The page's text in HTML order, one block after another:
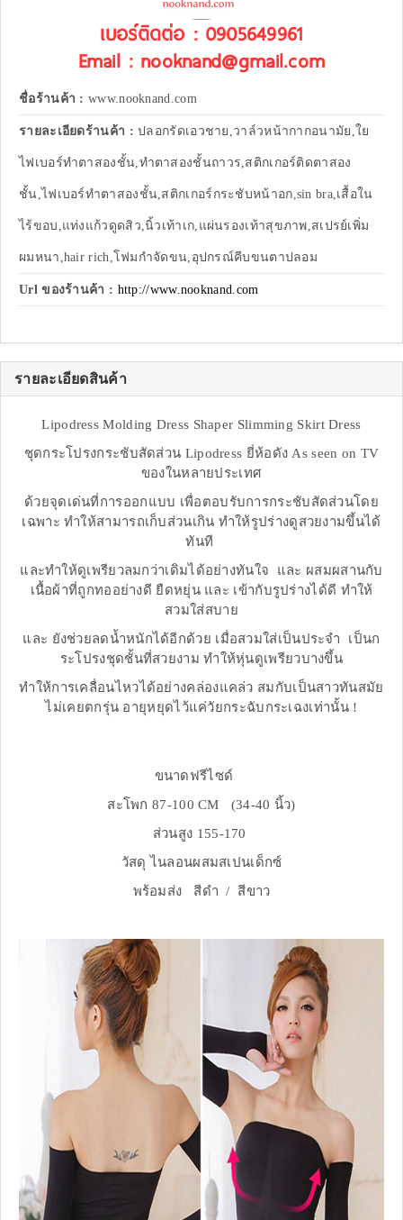
เบอร์ติดต่อ : 0905649961
Email : nooknand@gmail.com
ชื่อร้านค้า : www.nooknand.com
รายละเอียดร้านค้า :ปลอกรัดเอวชาย,วาล์วหน้ากากอนามัย,ใย
ไฟเบอร์ทำตาสองชั้น,ทำตาสองชั้นถาวร,สติกเกอร์ติดตาสอง
ชั้น,ไฟเบอร์ทำตาสองชั้น,สติกเกอร์กระชับหน้าอก,sin bra,เสื้อใน
ไร้ขอบ,แท่งแก้วดูดสิว,นิ้วเท้าเก,แผ่นรองเท้าสุขภาพ,สเปรย์เพิ่ม
ผมหนา,hair rich,โฟมกำจัดขน,อุปกรณ์คีบขนตาปลอม
Url ของร้านค้า : http://www.nooknand.com
รายละเอียดสินค้า
Lipodress Molding Dress Shaper Slimming Skirt Dress
ชุดกระโปรงกระชับสัดส่วน Lipodress ยี่ห้อดัง As seen on TV
ของในหลายประเทศ
ด้วยจุดเด่นที่การออกแบบ เพื่อตอบรับการกระชับสัดส่วนโดย
เฉพาะ ทำให้สามารถเก็บส่วนเกิน ทำให้รูปร่างดูสวยงามขึ้นได้
ทันที
และทำให้ดูเพรียวลมกว่าเดิมได้อย่างทันใจ และ ผสมผสานกับ
เนื้อผ้าที่ถูกทออย่างดี ยืดหยุ่น และ เข้ากับรูปร่างได้ดี ทำให้
สวมใส่สบาย
และ ยังช่วยลดน้ำหนักได้อีกด้วย เมื่อสวมใส่เป็นประจำ เป็นก
ระโปรงชุดชั้นที่สวยงาม ทำให้หุ่นดูเพรียวบางขึ้น
ทำให้การเคลื่อนไหวได้อย่างคล่องแคล่ว สมกับเป็นสาวทันสมัย
ไม่เคยตกรุ่น อายุหยุดไว้แค่วัยกระฉับกระเฉงเท่านั้น !
ขนาดฟรีไซด์
สะโพก 87-100 CM (34-40 นิ้ว)
ส่วนสูง 155-170
วัสดุ ไนลอนผสมสเปนเด็กซ์
พร้อมส่ง สีดำ / สีขาว